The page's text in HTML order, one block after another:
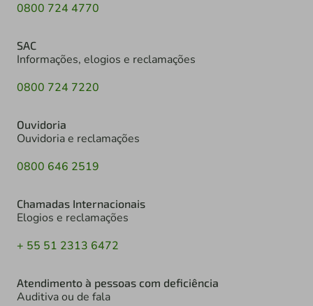
0800 724 4770
SAC
Informações, elogios e reclamações
0800 724 7220
Ouvidoria
Ouvidoria e reclamações
0800 646 2519
Chamadas Internacionais
Elogios e reclamações
+ 55 51 2313 6472
Atendimento à pessoas com deficiência
Auditiva ou de fala